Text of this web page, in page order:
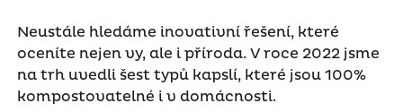
Neustále hledáme inovativní řešení, které
oceníte nejen vy, ale i příroda. V roce 2022 jsme
na trh uvedli šest typů kapslí, které jsou 100%
kompostovatelné i v domácnosti.